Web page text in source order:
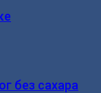
без сахара